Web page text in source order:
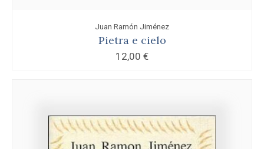
Juan Ramón Jiménez
Pietra e cielo
12,00 €